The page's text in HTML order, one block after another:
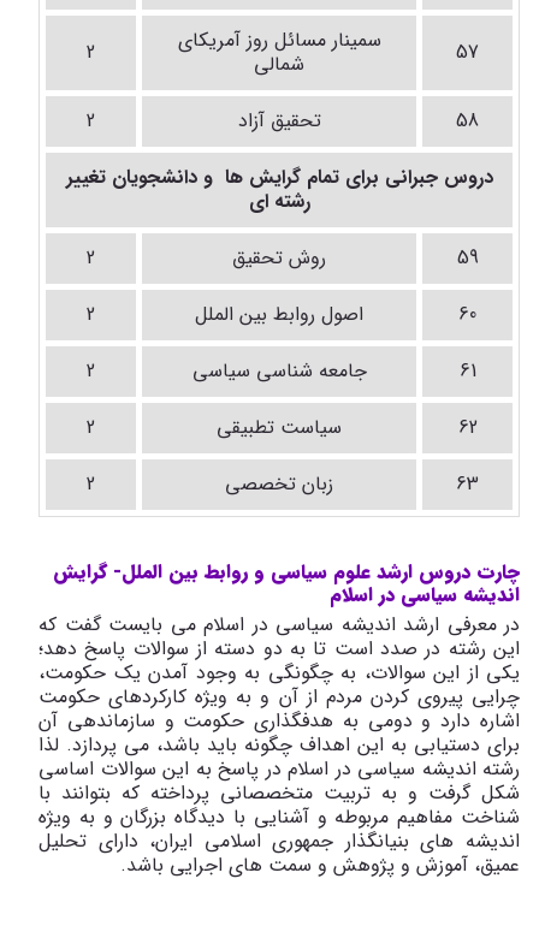
57
سمینار مسائل روز آمریکای
شمالی
2
58 تحقیق آزاد
2
دروس جبرانی برای تمام گرایش ها و دانشجویان تغییر
رشته ای
59
روش تحقیق
2
60
اصول روابط بین الملل
2
61
جامعه شناسی سیاسی
2
62
سیاست تطبیقی
2
63
زبان تخصصی 2
چارت دروس ارشد علوم سیاسی و روابط بین الملل- گرایش
اندیشه سیاسی در اسلام
در معرفی ارشد اندیشه سیاسی در اسلام می بایست گفت که
این رشته در صدد است تا به دو دسته از سوالات پاسخ دهد؛
یکی از این سوالات، به چگونگی به وجود آمدن یک حکومت،
چرایی پیروی کردن مردم از آن و به ویژه کارکردهای حکومت
اشاره دارد و دومی به هدفگذاری حکومت و سازماندهی آن
برای دستیابی به این اهداف چگونه باید باشد، می پردازد. لذا
رشته اندیشه سیاسی در اسلام در پاسخ به این سوالات اساسی
شکل گرفت و به تربیت متخصصانی پرداخته که بتوانند با
شناخت مفاهیم مربوطه و آشنایی با دیدگاه بزرگان و به ویژه
اندیشه های بنیانگذار جمهوری اسلامی ایران، دارای تحلیل
عمیق، آموزش و پژوهش و سمت های اجرایی باشد.